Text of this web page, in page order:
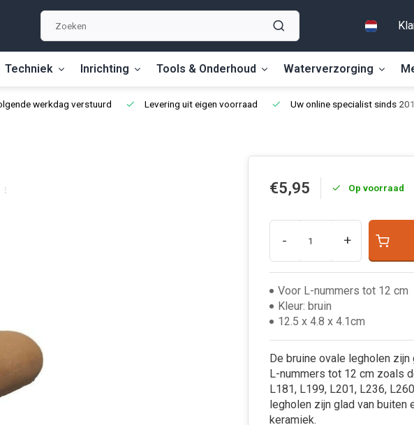
Techniek Inrichting Tools & Onderhoud Waterverzorging
werkdag verstuurd Levering uit eigen voorraad Uw online specialist sinds
€5,95 Op voorraad
- +
Voor L-nummers tot 12 cm
Kleur: bruin
12.5 x 4.8 x 4.1cm
De bruine ovale legholen
L-nummers tot 12 cm zoals
L181, L199, L201, L236,
legholen zijn glad van buiten
keramiek.